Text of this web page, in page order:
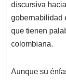
discursiva
gobernabilidad
que tienen
colombiana.
Aunque su